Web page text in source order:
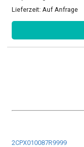
Lieferzeit: Auf Anfrage
2CPX010087R9999